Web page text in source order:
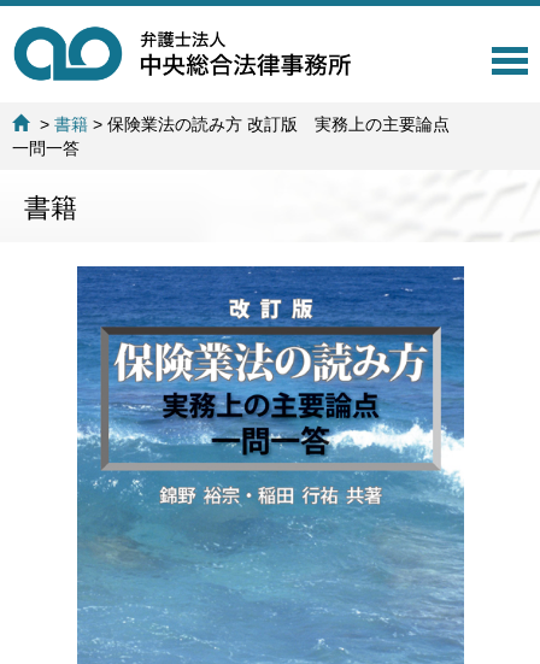
T
>書籍 >保険業法の読み方 改訂版 実務上の主要論点
一問一答
書籍